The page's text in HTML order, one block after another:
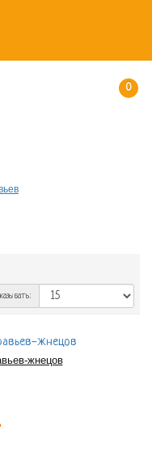
0 товар(ов) - 0 руб.
жнецов